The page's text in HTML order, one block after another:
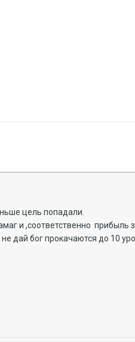
цель попадали.
и ,соответственно прибыль
дай бог прокачаются до 10